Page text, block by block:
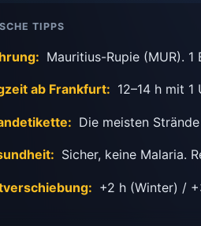
TIPPS
Mauritius-Rupie (MUR).
ab Frankfurt: 12–14 h mit
Die meisten
Sicher, keine Malaria.
+2 h (Winter) /